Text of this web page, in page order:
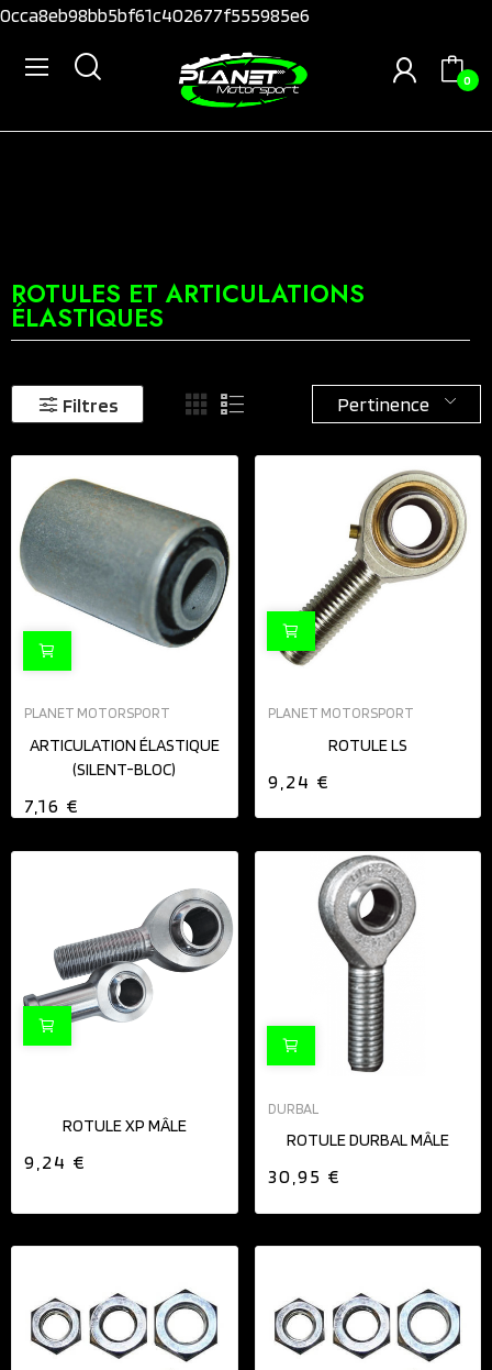
0cca8eb98bb5bf61c402677f555985e6
0
ROTULES ET ARTICULATIONS
ÉLASTIQUES
Filtres Pertinence
PLANET MOTORSPORT
ARTICULATION ÉLASTIQUE
(SILENT-BLOC)
7,16 €
PLANET MOTORSPORT
ROTULE LS
9,24 €
ROTULE XP MÂLE
9,24 €
DURBAL
ROTULE DURBAL MÂLE
30,95 €